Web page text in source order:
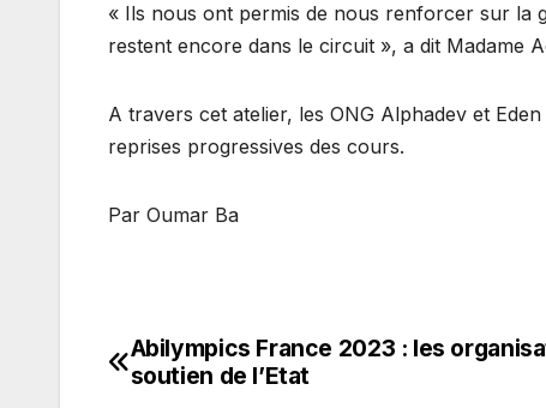
« Ils nous ont permis de nous renforcer sur la
restent encore dans le circuit », a dit Madame
A travers cet atelier, les ONG Alphadev et
reprises progressives des cours.
Par Oumar Ba
Navigation
Abilympics France 2023 : les
soutien de l’Etat